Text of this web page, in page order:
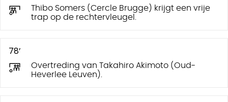
Thibo Somers (Cercle Brugge) krijgt een vrije
trap op de rechtervleugel.
78’
Overtreding van Takahiro Akimoto (Oud-
Heverlee Leuven).